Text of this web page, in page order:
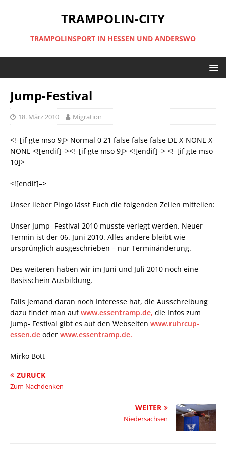
TRAMPOLIN-CITY
TRAMPOLINSPORT IN HESSEN UND ANDERSWO
Jump-Festival
18. März 2010 Migration
<!–[if gte mso 9]> Normal 0 21 false false false DE X-NONE X-
NONE <![endif]–><!–[if gte mso 9]> <![endif]–> <!–[if gte mso
10]>
<![endif]–>
Unser lieber Pingo lässt Euch die folgenden Zeilen mitteilen:
Unser Jump- Festival 2010 musste verlegt werden. Neuer
Termin ist der 06. Juni 2010. Alles andere bleibt wie
ursprünglich ausgeschrieben – nur Terminänderung.
Des weiteren haben wir im Juni und Juli 2010 noch eine
Basisschein Ausbildung.
Falls jemand daran noch Interesse hat, die Ausschreibung
dazu findet man aufwww.essentramp.de, die Infos zum
Jump- Festival gibt es auf den Webseiten www.ruhrcup-
essen.de oder www.essentramp.de.
Mirko Bott
ZURÜCK
Zum Nachdenken
WEITER
Niedersachsen